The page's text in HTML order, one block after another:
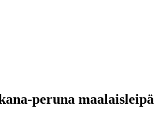
peruna maalaisleipä